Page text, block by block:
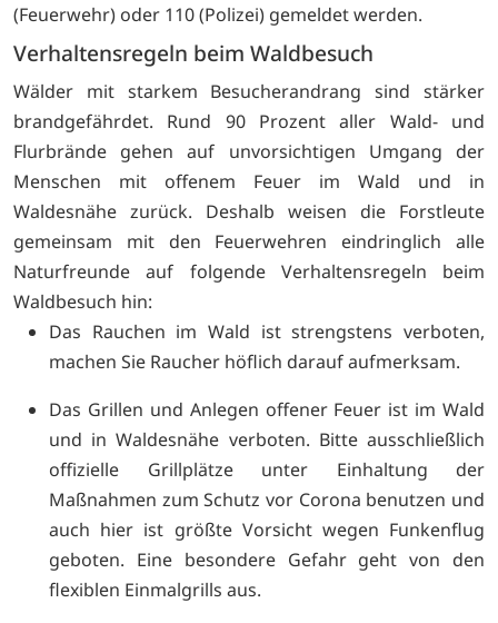
(Feuerwehr) oder 110 (Polizei) gemeldet werden.
Verhaltensregeln beim Waldbesuch
Wälder mit starkem Besucherandrang sind stärker
brandgefährdet. Rund 90 Prozent aller Wald- und
Flurbrände gehen auf unvorsichtigen Umgang der
Menschen mit offenem Feuer im Wald und in
Waldesnähe zurück. Deshalb weisen die Forstleute
gemeinsam mit den Feuerwehren eindringlich alle
Naturfreunde auf folgende Verhaltensregeln beim
Waldbesuch hin:
Das Rauchen im Wald ist strengstens verboten,
machen Sie Raucher höflich darauf aufmerksam.
Das Grillen und Anlegen offener Feuer ist im Wald
und in Waldesnähe verboten. Bitte ausschließlich
offizielle Grillplätze unter Einhaltung der
Maßnahmen zum Schutz vor Corona benutzen und
auch hier ist größte Vorsicht wegen Funkenflug
geboten. Eine besondere Gefahr geht von den
flexiblen Einmalgrills aus.